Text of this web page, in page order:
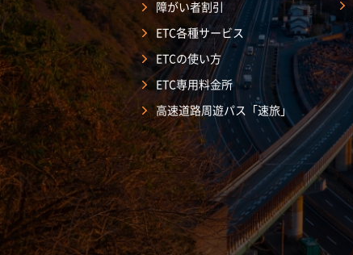
障がい者割引
ETC各種サービス
ETCの使い方
ETC専用料金所
高速道路周遊パス「速旅」